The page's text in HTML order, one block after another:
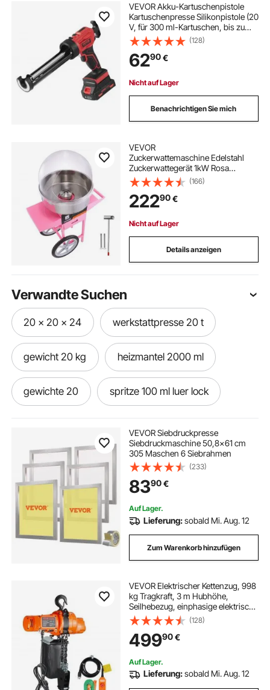
VEVOR Akku-Kartuschenpistole
Kartuschenpresse Silikonpistole (20
V, für 300 ml-Kartuschen, bis zu
270 kg, 4-Gang einstellbare
Drehzahl, Inkl. Akku und Ladegerät)
Kompatibel mit Acrylsäure,
Klebstoffe
(128)
6290€
Nicht auf Lager
Benachrichtigen Sie mich
VEVOR
Zuckerwattemaschine Edelstahl
Zuckerwattegerät 1kW Rosa
Kommerziell
(166)
22290€
Nicht auf Lager
Details anzeigen
Verwandte Suchen
20 x 20 x 24 werkstattpresse 20 t
gewicht 20 kg heizmantel 2000 ml
gewichte 20 spritze 100 ml luer lock
heizmantel 2000 ml labor 500 ml
saugnapf 20 kg heizmantel 1000 ml
schlauchtrommel 20 m
th 20 presszange
amboss 20 kg
VEVOR Siebdruckpresse
Siebdruckmaschine 50,8x61 cm
305 Maschen 6 Siebrahmen
(233)
8390€
Auf Lager.
Lieferung:sobald Mi. Aug. 12
Zum Warenkorb hinzufügen
VEVOR Elektrischer Kettenzug, 998
kg Tragkraft, 3 m Hubhöhe,
Seilhebezug, einphasige elektrische
Seilwinde mit G80-Kette, 3 m
Kabelfernbedienung, Ideal für
Garagen, Geschäfte, Hotels
(128)
49990€
Auf Lager.
Lieferung:sobald Mi. Aug. 12